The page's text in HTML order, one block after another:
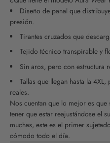
Diseño de panal que
presión.
Tirantes cruzados que
Tejido técnico transpirable y
Sin aros, pero con estructura
Tallas que llegan hasta la
reales.
Nos cuentan que lo mejor es
tener que estar reajustándose el
muchas, este es el primer
cómodo todo el día.